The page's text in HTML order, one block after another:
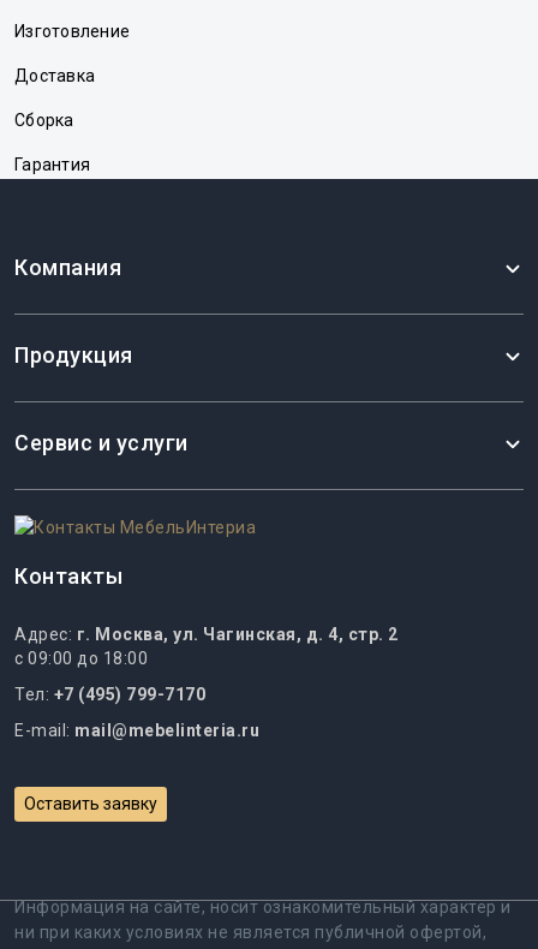
Изготовление
Доставка
Сборка
Гарантия
Компания
Продукция
Сервис и услуги
Контакты
Адрес: г. Москва, ул. Чагинская, д. 4, стр. 2
с 09:00 до 18:00
Тел: +7 (495) 799-7170
E-mail: mail@mebelinteria.ru
Оставить заявку
Информация на сайте, носит ознакомительный характер и
ни при каких условиях не является публичной офертой,